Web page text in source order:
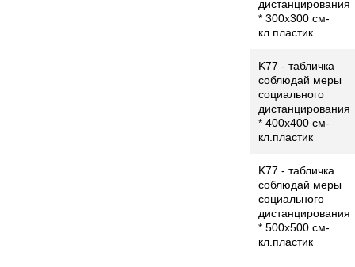
дистанцирования
* 300x300 см-
кл.пластик
K77 - табличка
соблюдай меры
социального
дистанцирования
* 400x400 см-
кл.пластик
K77 - табличка
соблюдай меры
социального
дистанцирования
* 500x500 см-
кл.пластик